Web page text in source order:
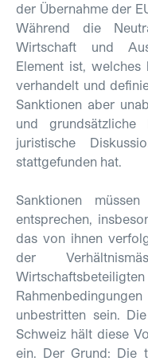
der Übernahme der
Während die
Wirtschaft und
Element ist, welches
verhandelt und
Sanktionen aber
und
juristische
stattgefunden hat.
Sanktionen müssen
entsprechen,
das von ihnen
der
unbestritten sein.
Schweiz hält diese
ein. Der Grund: Die